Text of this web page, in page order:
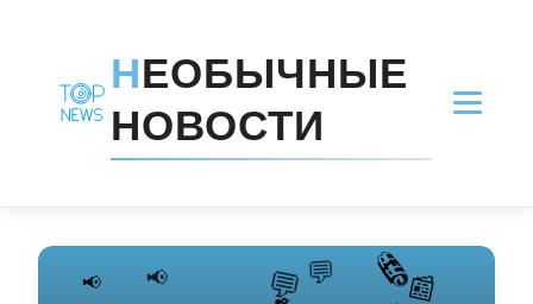
НЕОБЫЧНЫЕ
НОВОСТИ